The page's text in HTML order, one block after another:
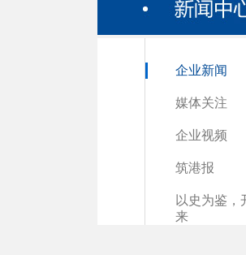
企业新闻
媒体关注
企业视频
筑港报
以史为鉴，
来